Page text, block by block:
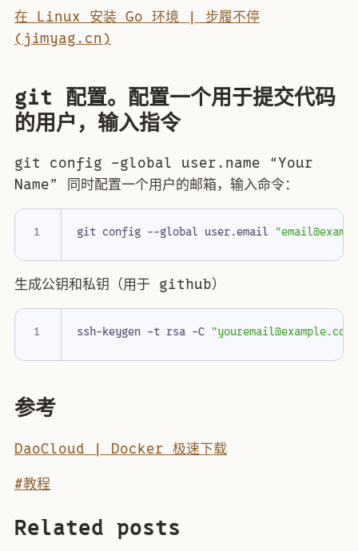
在 Linux 安装 Go 环境 | 步履不停
(jimyag.cn)
git 配置。配置一个用于提交代码
的用户，输入指令
git config –global user.name “Your
Name” 同时配置一个用户的邮箱，输入命令：
1 git config --global user.email "
生成公钥和私钥（用于 github）
1 ssh-keygen -t rsa -C "youremail@example.com
参考
DaoCloud | Docker 极速下载
#教程
Related posts